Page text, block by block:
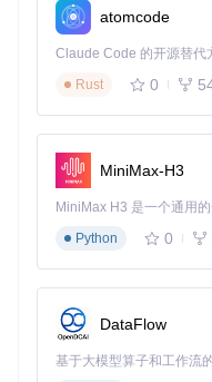
当需要释放大量空间
「行动指引」
启动WindowsCleaner
进入"深度清理"模块
选择清理类型
确认清理项
执行清理
2.3 定制清理：个性化空
根据用户使用场景定制
决策分支：
日常办公用户：每周执
游戏玩家：每3天执行
atomcode
Rust
0
MiniMax-H3
Python
0
DataFlow
基于大模型算子和工作流